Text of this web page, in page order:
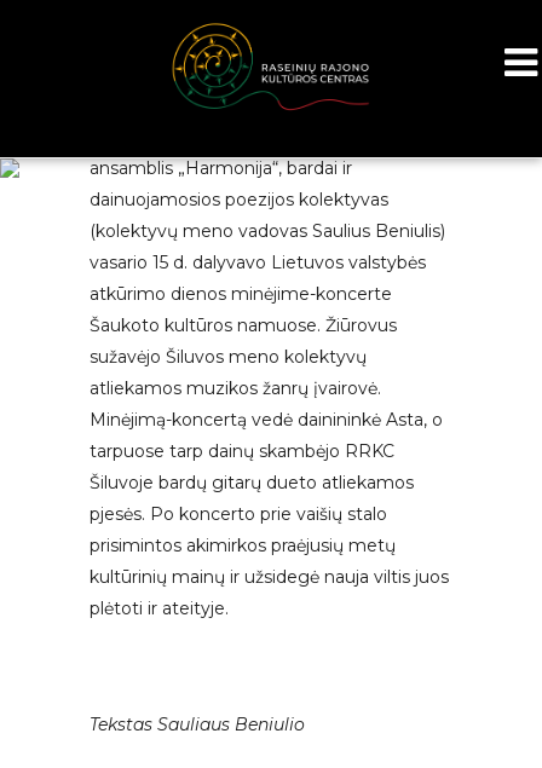
ansamblis „Harmonija“, bardai ir
dainuojamosios poezijos kolektyvas
(kolektyvų meno vadovas Saulius Beniulis)
vasario 15 d. dalyvavo Lietuvos valstybės
atkūrimo dienos minėjime-koncerte
Šaukoto kultūros namuose. Žiūrovus
sužavėjo Šiluvos meno kolektyvų
atliekamos muzikos žanrų įvairovė.
Minėjimą-koncertą vedė dainininkė Asta, o
tarpuose tarp dainų skambėjo RRKC
Šiluvoje bardų gitarų dueto atliekamos
pjesės. Po koncerto prie vaišių stalo
prisimintos akimirkos praėjusių metų
kultūrinių mainų ir užsidegė nauja viltis juos
plėtoti ir ateityje.
Tekstas Sauliaus Beniulio